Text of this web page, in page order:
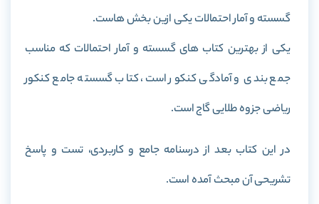
گسسته و آمار احتمالات یکی ازین بخش هاست.
یکی از بهترین کتاب های گسسته و آمار احتمالات که مناسب
جمع بندی و آمادگی کنکور است، کتاب گسسته جامع کنکور
ریاضی جزوه طلایی گاج است.
در این کتاب بعد از درسنامه جامع و کاربردی، تست و پاسخ
تشریحی آن مبحث آمده است.